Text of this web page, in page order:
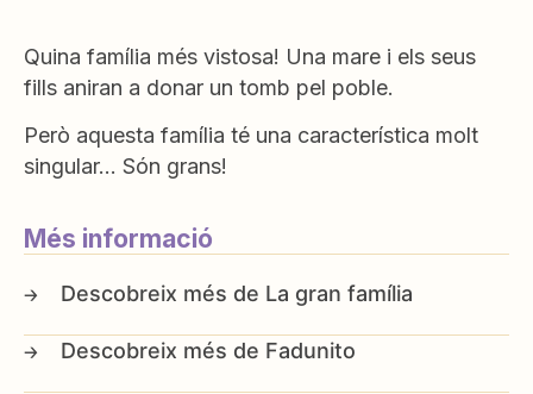
Quina família més vistosa! Una mare i els seus
fills aniran a donar un tomb pel poble.
Però aquesta família té una característica molt
singular… Són grans!
Més informació
La gran família
Fadunito